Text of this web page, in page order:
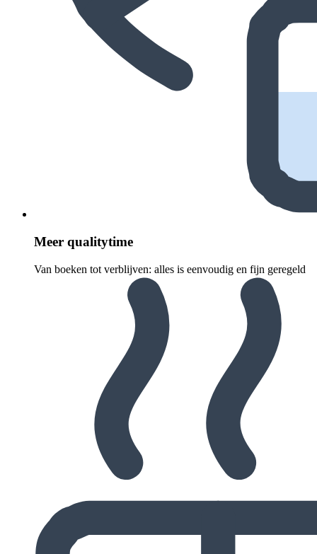
Meer quali­ty­time
Van boeken tot verblijven: alles is eenvoudig en fijn geregeld